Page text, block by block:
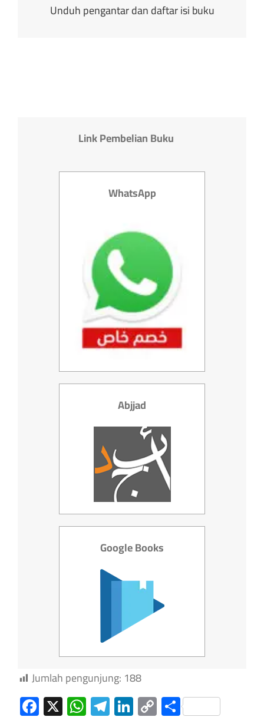
Unduh pengantar dan daftar isi buku
Link Pembelian Buku
WhatsApp
Abjjad
Google Books
Jumlah pengunjung: 188
Facebook
X WhatsApp
Telegram
LinkedIn
CopyShare